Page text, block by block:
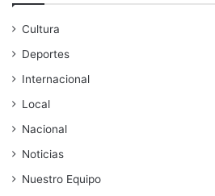
Cultura
Deportes
Internacional
Local
Nacional
Noticias
Nuestro Equipo